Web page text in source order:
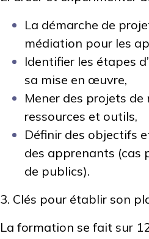
La démarche de
médiation pour les
Identifier les étapes
sa mise en œuvre,
Mener des projets
ressources et outils,
Définir des objectifs
des apprenants (cas
de publics).
3. Clés pour établir son
La formation se fait sur